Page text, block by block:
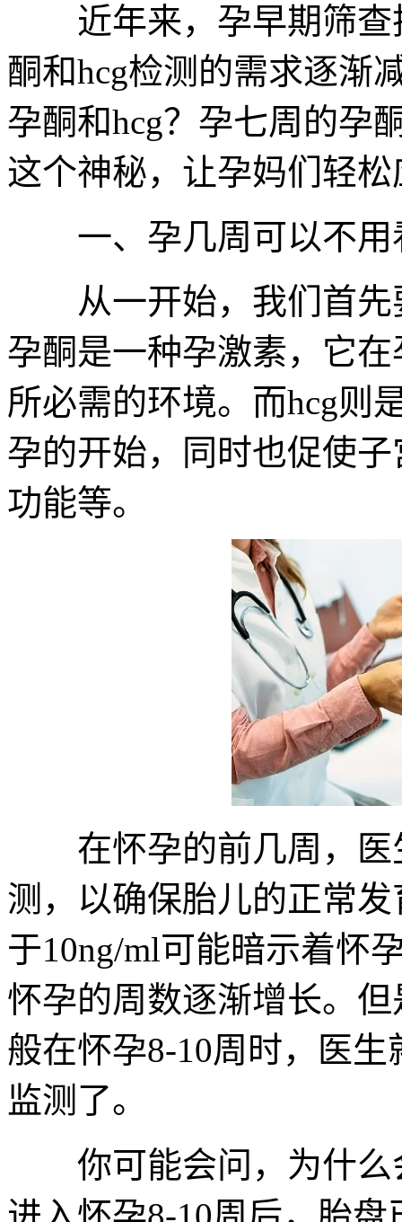
近年来，孕早期筛查
酮和hcg检测的需求逐渐
孕酮和hcg？孕七周的孕
这个神秘，让孕妈们轻
一、孕几周可以不用
从一开始，我们首先
孕酮是一种孕激素，它
所必需的环境。而hcg则
孕的开始，同时也促使
功能等。
在怀孕的前几周，医
测，以确保胎儿的正常
于10ng/ml可能暗示着怀
怀孕的周数逐渐增长。
般在怀孕8-10周时，医
监测了。
你可能会问，为什么